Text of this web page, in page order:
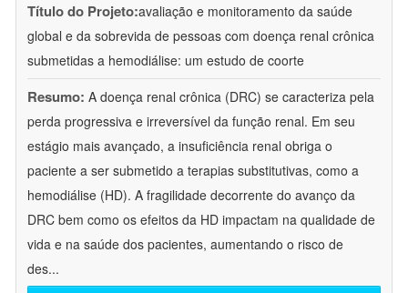
Título do Projeto:avaliação e monitoramento da saúde
global e da sobrevida de pessoas com doença renal crônica
submetidas a hemodiálise: um estudo de coorte
Resumo: A doença renal crônica (DRC) se caracteriza pela
perda progressiva e irreversível da função renal. Em seu
estágio mais avançado, a insuficiência renal obriga o
paciente a ser submetido a terapias substitutivas, como a
hemodiálise (HD). A fragilidade decorrente do avanço da
DRC bem como os efeitos da HD impactam na qualidade de
vida e na saúde dos pacientes, aumentando o risco de
des...